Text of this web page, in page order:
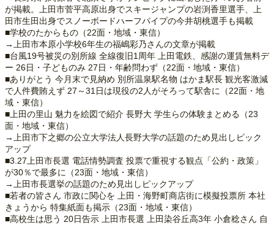
が掲載。上田市菅平高原出身でスキージャンプの岩渕香里選手、上
田市生田出身でスノーボードハーフパイプの今井胡桃選手も掲載
■学校のたからもの（22面・地域・東信）
→上田市本原小学校6年生の福嶋彩乃さんの文章が掲載
■台風19号被災の別所線 全線復旧1周年 上田電鉄、感謝の運賃無料デ
ー 26日・子どものみ 27日・年齢問わず（22面・地域・東信）
■ありがとう 今月末で見納め 別所温泉駅名物 はかま駅長 観光客激減
で人件費賄えず 27～31日は現役の2人がそろって駅舎に（22面・地
域・東信）
■上田の里山 魅力を絵図で紹介 長野大 学生らの体験まとめる（23
面・地域・東信）
→上田市下之郷の公立大学法人長野大学の話題のため見出しピック
アップ
■3.27上田市長選 電話情勢調査 投票で重視する観点「公約・政策」
が30％で最多に（23面・地域・東信）
→上田市長選挙の話題のため見出しピックアップ
■若者の皆さん 市政に関心を 上田・海野町商店街に模擬投票所 本社
きょうから 特集紙面も掲示（23面・地域・東信）
■高校生は思う 20日告示 上田市長選 上田染谷丘高3年 小倉稔さん 自